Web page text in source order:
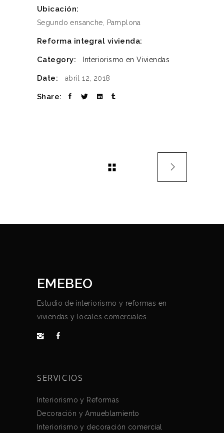
Ubicación:
Segundo ensanche, Pamplona
Reforma integral vivienda:
Category: Interiorismo en Viviendas
Date: abril 12, 2018
Share:
EMEBEO
Estudio de interiorismo y reformas en
viviendas y locales comerciales.
SERVICIOS
Interiorismo y Reformas
Decoración y Amueblamiento
Interiorismo y decoración comercial